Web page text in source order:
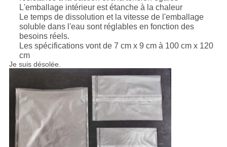
L'emballage intérieur est étanche à la chaleur
Le temps de dissolution et la vitesse de l'emballage
soluble dans l'eau sont réglables en fonction des
besoins réels.
Les spécifications vont de 7 cm x 9 cm à 100 cm x 120
cm
Je suis désolée.